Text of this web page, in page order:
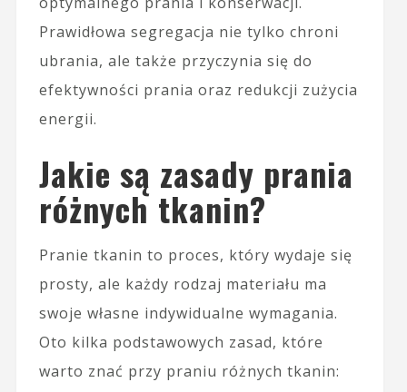
Prawidłowa segregacja nie tylko chroni
ubrania, ale także przyczynia się do
efektywności prania oraz redukcji zużycia
energii.
Jakie są zasady prania
różnych tkanin?
Pranie tkanin to proces, który wydaje się
prosty, ale każdy rodzaj materiału ma
swoje własne indywidualne wymagania.
Oto kilka podstawowych zasad, które
warto znać przy praniu różnych tkanin: